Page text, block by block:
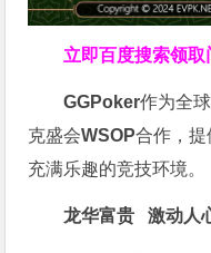
立即百度搜索领取
GGPoker作为全
克盛会WSOP合作，提
充满乐趣的竞技环境。
龙华富贵 激动人